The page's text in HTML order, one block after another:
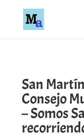
San
Consejo
– Somos